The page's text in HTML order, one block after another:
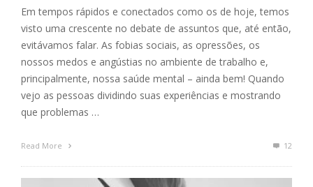
Em tempos rápidos e conectados como os de hoje, temos
visto uma crescente no debate de assuntos que, até então,
evitávamos falar. As fobias sociais, as opressões, os
nossos medos e angústias no ambiente de trabalho e,
principalmente, nossa saúde mental – ainda bem! Quando
vejo as pessoas dividindo suas experiências e mostrando
que problemas …
Read More 12